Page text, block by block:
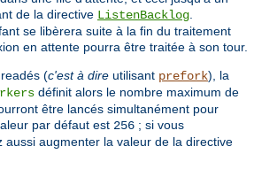
de la directive ListenBacklog
se libèrera suite à la fin du traitement
en attente pourra être traitée à son tour.
(c'est à dire utilisant prefork), la
définit alors le nombre maximum de
être lancés simultanément pour
par défaut est 256 ; si vous
aussi augmenter la valeur de la directive